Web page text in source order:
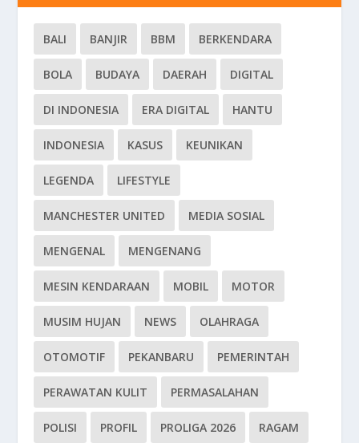
BALI BANJIR BBM BERKENDARA
BOLA BUDAYA DAERAH DIGITAL
DI INDONESIA ERA DIGITAL HANTU
INDONESIA KASUS KEUNIKAN
LEGENDA LIFESTYLE
MANCHESTER UNITED MEDIA SOSIAL
MENGENAL MENGENANG
MESIN KENDARAAN MOBIL MOTOR
MUSIM HUJAN NEWS OLAHRAGA
OTOMOTIF PEKANBARU PEMERINTAH
PERAWATAN KULIT PERMASALAHAN
POLISI PROFIL PROLIGA 2026 RAGAM